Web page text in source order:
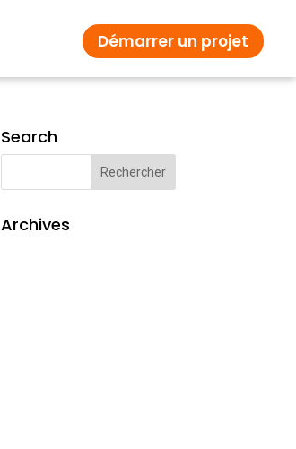
Démarrer un projet
Search
Archives